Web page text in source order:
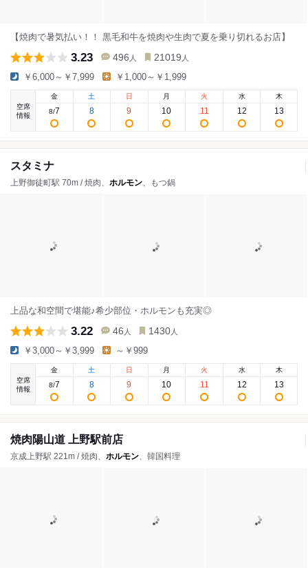
【焼肉で暑気払い！！ 黒毛和牛を焼肉や生肉で夏を乗り切れるお店】
3.23 496 人 21019 人
￥6,000～￥7,999 ￥1,000～￥1,999
空席
情報
金
8/7
土
8
日
9
月
10
火
11
水
12
木
13
スタミナ
上野御徒町駅 70m / 焼肉、 ホルモン、もつ鍋
上品な和空間で堪能♪希少部位・ホルモンも充実◎
3.22 46 人 1430 人
￥3,000～￥3,999 ～￥999
空席
情報
金
8/7
土
8
日
9
月
10
火
11
水
12
木
13
焼肉陽山道 上野駅前店
京成上野駅 221m / 焼肉、 ホルモン、韓国料理